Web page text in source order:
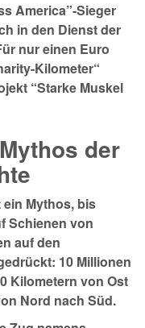
America”-Sieger
in den Dienst der
nur einen Euro
Kilometer“
“Starke Muskel
der
Mythos, bis
Schienen von
auf den
10 Millionen
Kilometern von Ost
Nord nach Süd.